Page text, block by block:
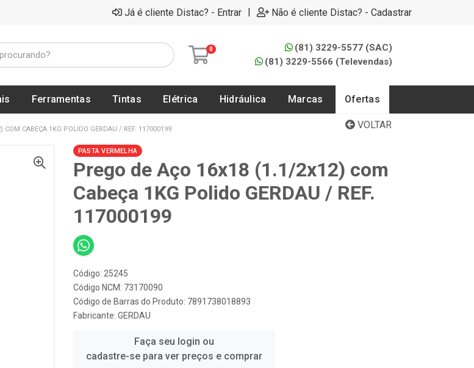
Já é cliente Distac? - Entrar | Não é cliente Distac? - Cadastrar
0
(81) 3229-5577 (SAC)
(81) 3229-5566 (Televendas)
Ferramentas Tintas Elétrica Hidráulica Marcas Ofertas
VOLTAR
COM CABEÇA 1KG POLIDO GERDAU / REF. 117000199
PASTA VERMELHA
Prego de Aço 16x18 (1.1/2x12) com
Cabeça 1KG Polido GERDAU / REF.
117000199
Código: 25245
Código NCM: 73170090
Código de Barras do Produto: 7891738018893
Fabricante: GERDAU
Faça seu login ou
cadastre-se para ver preços e comprar